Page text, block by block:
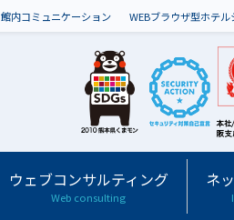
館内コミュニケーション WEBブラウザ型ホテル
ウェブコンサルティング
Web consulting
ネ